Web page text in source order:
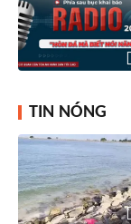
TIN NÓNG